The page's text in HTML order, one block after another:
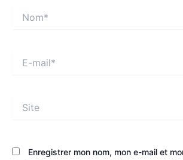
mail*
Enregistrer mon nom, mon e-mail et